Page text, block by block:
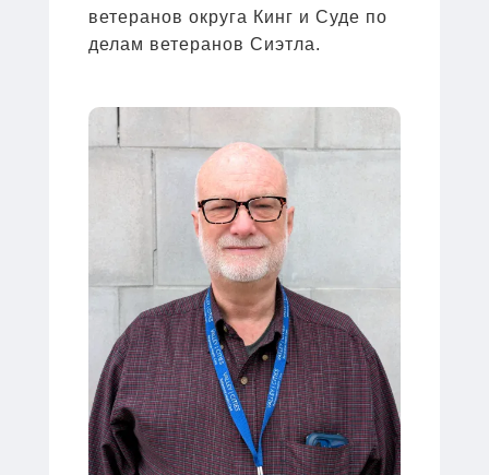
ветеранов округа Кинг и Суде по
делам ветеранов Сиэтла.